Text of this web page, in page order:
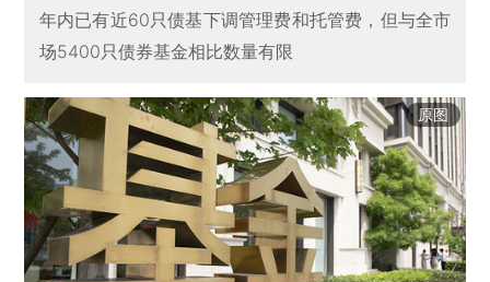
年内已有近60只债基下调管理费和托管费，但与全市
场5400只债券基金相比数量有限
原图